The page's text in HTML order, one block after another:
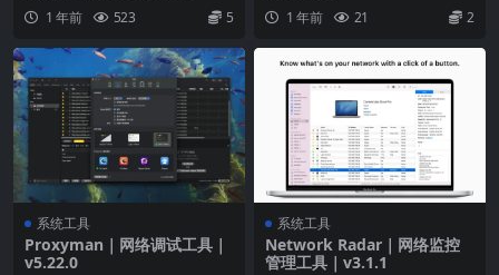
1 年前 523 5 1 年前 21 2
系统工具
Proxyman｜网络调试工具｜
v5.22.0
系统工具
Network Radar｜网络监控
管理工具｜v3.1.1